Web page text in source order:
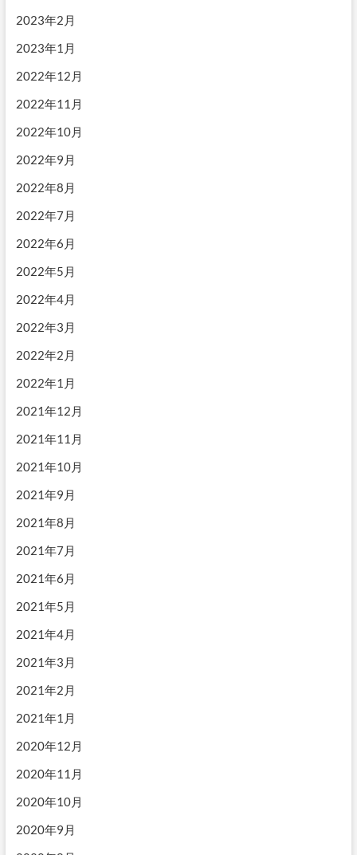
2023年2月
2023年1月
2022年12月
2022年11月
2022年10月
2022年9月
2022年8月
2022年7月
2022年6月
2022年5月
2022年4月
2022年3月
2022年2月
2022年1月
2021年12月
2021年11月
2021年10月
2021年9月
2021年8月
2021年7月
2021年6月
2021年5月
2021年4月
2021年3月
2021年2月
2021年1月
2020年12月
2020年11月
2020年10月
2020年9月